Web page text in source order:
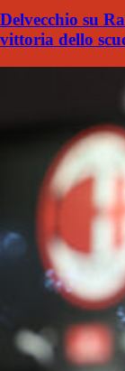
Delvecchio su
vittoria dello